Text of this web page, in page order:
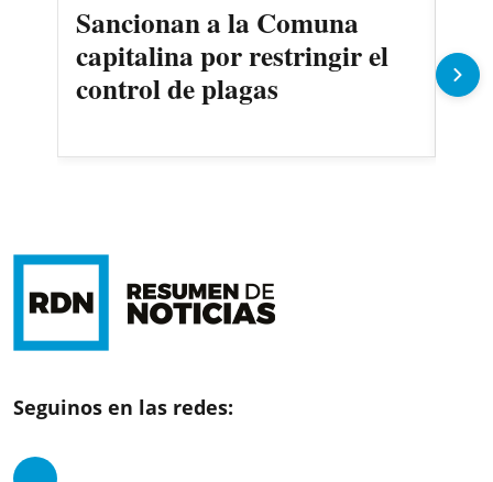
Sancionan a la Comuna
capitalina por restringir el
control de plagas
Seguinos en las redes: